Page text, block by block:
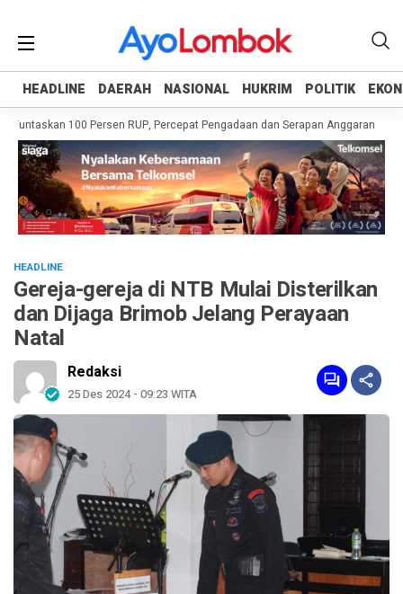
HEADLINE DAERAH NASIONAL HUKRIM POLITIK
HEADLINE DAERAH NASIONAL HUKRIM POLITIK
100 Persen RUP, Percepat Pengadaan dan Serapan Anggaran
HEADLINE
Gereja-gereja di NTB Mulai Disterilkan
dan Dijaga Brimob Jelang Perayaan
Natal
Redaksi
25 Des 2024 - 09:23 WITA